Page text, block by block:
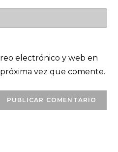
electrónico y web en
vez que comente.